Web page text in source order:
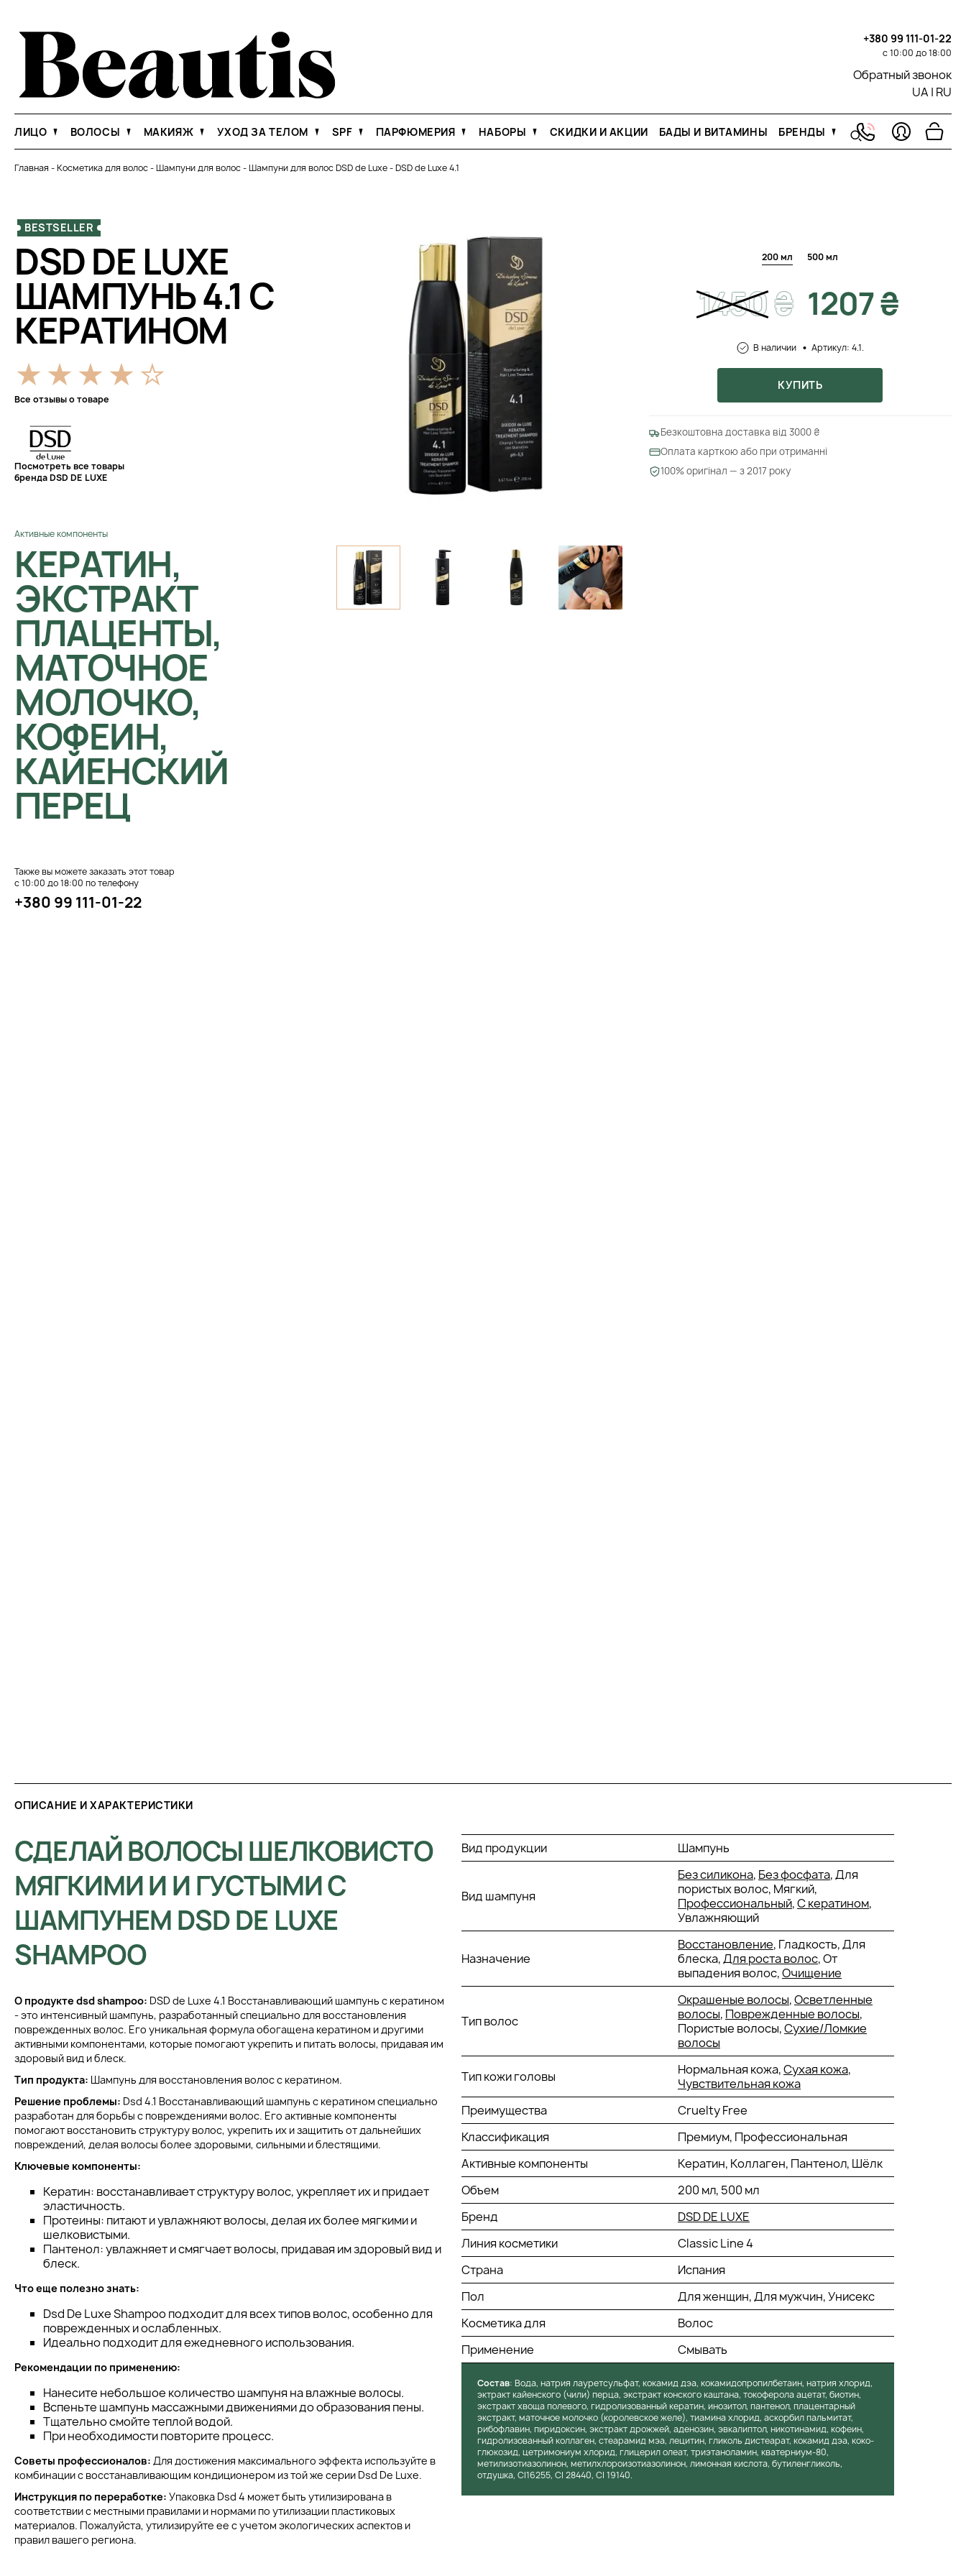
+380 99 111-01-22
с 10:00 до 18:00
Обратный звонок
UA | RU
ЛИЦО ВОЛОСЫ МАКИЯЖ УХОД ЗА ТЕЛОМ SPF ПАРФЮМЕРИЯ НАБОРЫ СКИДКИ И АКЦИИ БАДЫ И ВИТАМИНЫ БРЕНДЫ
Главная -Косметика для волос-Шампуни для волос-Шампуни для волос DSD de Luxe-DSD de Luxe 4.1
BESTSELLER
DSD DE LUXE
ШАМПУНЬ 4.1 С
КЕРАТИНОМ
Все отзывы о товаре
Посмотреть все товары
бренда DSD DE LUXE
Активные компоненты
КЕРАТИН,
ЭКСТРАКТ
ПЛАЦЕНТЫ,
МАТОЧНОЕ
МОЛОЧКО,
КОФЕИН,
КАЙЕНСКИЙ
ПЕРЕЦ
Также вы можете заказать этот товар
с 10:00 до 18:00 по телефону
+380 99 111-01-22
200 мл 500 мл
1450₴ 1207 ₴
В наличии Артикул: 4.1.
КУПИТЬ
Безкоштовна доставка від 3000 ₴
Оплата карткою або при отриманні
100% оригінал — з 2017 року
ОПИСАНИЕ И ХАРАКТЕРИСТИКИ
СДЕЛАЙ ВОЛОСЫ ШЕЛКОВИСТО
МЯГКИМИ И И ГУСТЫМИ С
ШАМПУНЕМ DSD DE LUXE
SHAMPOO
О продукте dsd shampoo: DSD de Luxe 4.1 Восстанавливающий шампунь с кератином
- это интенсивный шампунь, разработанный специально для восстановления
поврежденных волос. Его уникальная формула обогащена кератином и другими
активными компонентами, которые помогают укрепить и питать волосы, придавая им
здоровый вид и блеск.
Тип продукта: Шампунь для восстановления волос с кератином.
Решение проблемы: Dsd 4.1 Восстанавливающий шампунь с кератином специально
разработан для борьбы с повреждениями волос. Его активные компоненты
помогают восстановить структуру волос, укрепить их и защитить от дальнейших
повреждений, делая волосы более здоровыми, сильными и блестящими.
Ключевые компоненты:
Кератин: восстанавливает структуру волос, укрепляет их и придает
эластичность.
Протеины: питают и увлажняют волосы, делая их более мягкими и
шелковистыми.
Пантенол: увлажняет и смягчает волосы, придавая им здоровый вид и
блеск.
Что еще полезно знать:
Dsd De Luxe Shampoo подходит для всех типов волос, особенно для
поврежденных и ослабленных.
Идеально подходит для ежедневного использования.
Рекомендации по применению:
Нанесите небольшое количество шампуня на влажные волосы.
Вспеньте шампунь массажными движениями до образования пены.
Тщательно смойте теплой водой.
При необходимости повторите процесс.
Советы профессионалов: Для достижения максимального эффекта используйте в
комбинации с восстанавливающим кондиционером из той же серии Dsd De Luxe.
Инструкция по переработке: Упаковка Dsd 4 может быть утилизирована в
соответствии с местными правилами и нормами по утилизации пластиковых
материалов. Пожалуйста, утилизируйте ее с учетом экологических аспектов и
правил вашего региона.
Вид продукции Шампунь
Вид шампуня
Без силикона, Без фосфата, Для
пористых волос, Мягкий,
Профессиональный,С кератином,
Увлажняющий
Назначение
Восстановление, Гладкость, Для
блеска,Для роста волос, От
выпадения волос,Очищение
Тип волос
Окрашеные волосы,Осветленные
волосы, Поврежденные волосы,
Пористые волосы,Сухие/Ломкие
волосы
Тип кожи головы Нормальная кожа,Сухая кожа,
Чувствительная кожа
Преимущества
Cruelty Free
Классификация
Премиум, Профессиональная
Активные компоненты
Кератин, Коллаген, Пантенол, Шёлк
Объем
200 мл, 500 мл
Бренд
DSD DE LUXE
Линия косметики
Classic Line 4
Страна
Испания
Пол
Для женщин, Для мужчин, Унисекс
Косметика для
Волос
Применение
Смывать
Состав: Вода, натрия лауретсульфат, кокамид дэа, кокамидопропилбетаин, натрия хлорид,
эктракт кайенского (чили) перца, экстракт конского каштана, токоферола ацетат, биотин,
экстракт хвоща полевого, гидролизованный кератин, инозитол, пантенол, плацентарный
экстракт, маточное молочко (королевское желе), тиамина хлорид, аскорбил пальмитат,
рибофлавин, пиридоксин, экстракт дрожжей, аденозин, эвкалиптол, никотинамид, кофеин,
гидролизованный коллаген, стеарамид мэа, лецитин, гликоль дистеарат, кокамид дэа, коко-
глюкозид, цетримониум хлорид, глицерил олеат, триэтаноламин, кватерниум-80,
метилизотиазолинон, метилхлороизотиазолинон, лимонная кислота, бутиленгликоль,
отдушка, CI16255, CI 28440, CI 19140.